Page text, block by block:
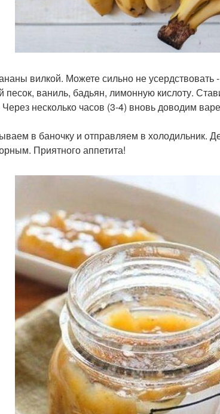
вилкой. Можете сильно не усердствовать
ваниль, бадьян, лимонную кислоту.
несколько часов (3-4) вновь доводим
в баночку и отправляем в холодильник.
Приятного аппетита!